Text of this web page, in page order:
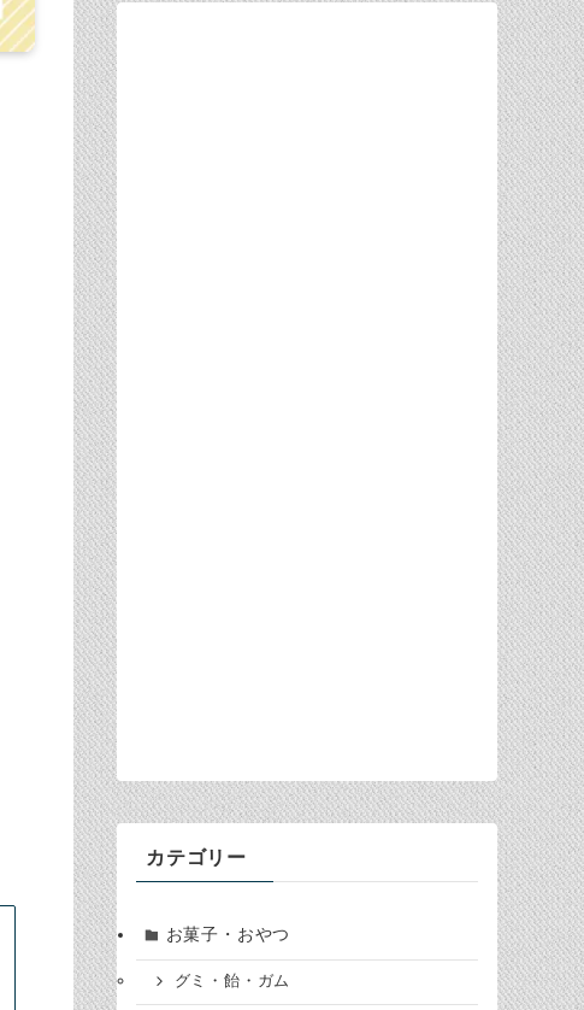
カテゴリー
お菓子・おやつ
グミ・飴・ガム